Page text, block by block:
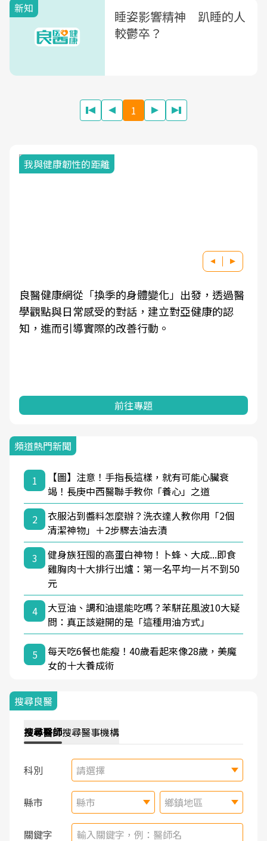
新知
睡姿影響精神 趴睡的人
較鬱卒？
1
我與健康韌性的距離
良醫健康網從「換季的身體變化」出發，透過醫
學觀點與日常感受的對話，建立對亞健康的認
知，進而引導實際的改善行動。
前往專題
頻道熱門新聞
1
【圖】注意！手指長這樣，就有可能心臟衰
竭！長庚中西醫聯手教你「養心」之道
2
衣服沾到醬料怎麼辦？洗衣達人教你用「2個
清潔神物」＋2步驟去油去漬
3
健身族狂囤的高蛋白神物！卜蜂、大成...即食
雞胸肉十大排行出爐：第一名平均一片不到50
元
4
大豆油、調和油還能吃嗎？苯駢芘風波10大疑
問：真正該避開的是「這種用油方式」
5
每天吃6餐也能瘦！40歲看起來像28歲，美魔
女的十大養成術
搜尋良醫
搜尋醫師搜尋醫事機構
科別 請選擇
縣市 縣市 鄉鎮地區
關鍵字